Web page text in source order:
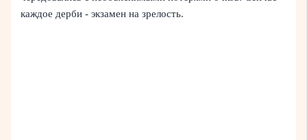
каждое дерби - экзамен на зрелость.